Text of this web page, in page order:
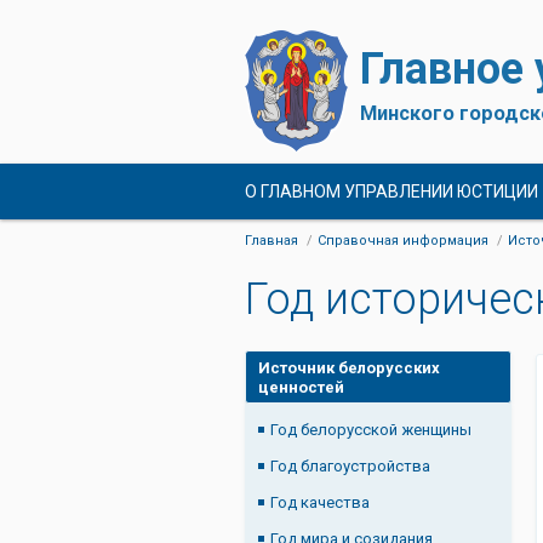
Минского
О ГЛАВНОМ УПРАВЛЕНИИ ЮСТИЦИИ
Главная Справочная информация
Год
Источник белорусских
ценностей
Год белорусской женщины
Год благоустройства
Год качества
Год мира и созидания